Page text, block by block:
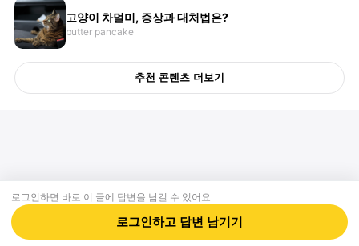
고양이 차멀미, 증상과 대처법은?
butter pancake
추천 콘텐츠 더보기
로그인하면 바로 이 글에 답변 을 남길 수 있어요
로그인하고 답변 남기기